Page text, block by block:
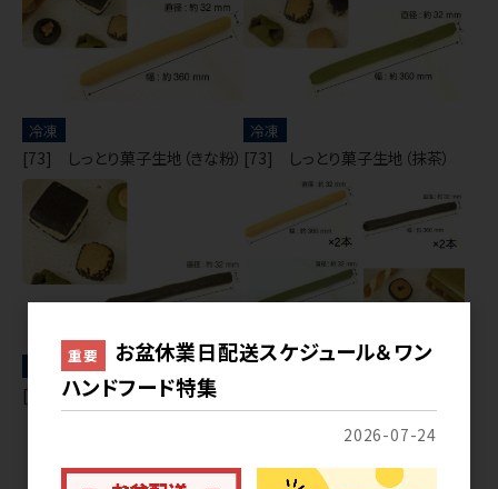
冷凍
[73] しっとり菓子生地（きな粉）
冷凍
[73] しっとり菓子生地（抹茶）
[73] しっとり菓子生地（ごま）
冷凍
抹茶・ごま）
重要
お盆休業日配送スケジュール＆ワン
ハンドフード特集
2026-07-24